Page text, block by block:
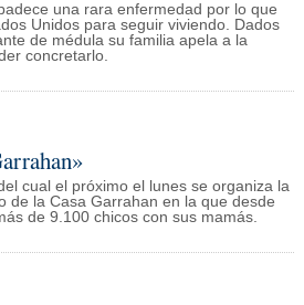
una rara enfermedad por lo que
Unidos para seguir viviendo. Dados
de médula su familia apela a la
concretarlo.
cual el próximo el lunes se organiza la
de la Casa Garrahan en la que desde
de 9.100 chicos con sus mamás.